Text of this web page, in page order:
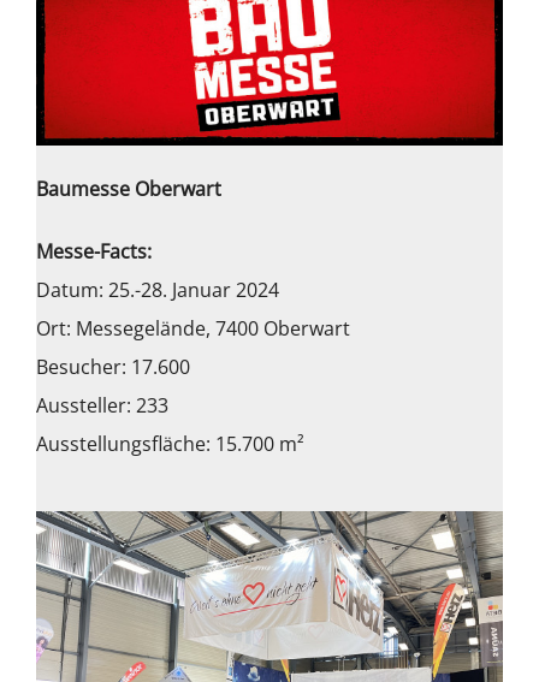
Baumesse Oberwart
Messe-Facts:
Datum: 25.-28. Januar 2024
Ort: Messegelände, 7400 Oberwart
Besucher: 17.600
Aussteller: 233
Ausstellungsfläche: 15.700 m²